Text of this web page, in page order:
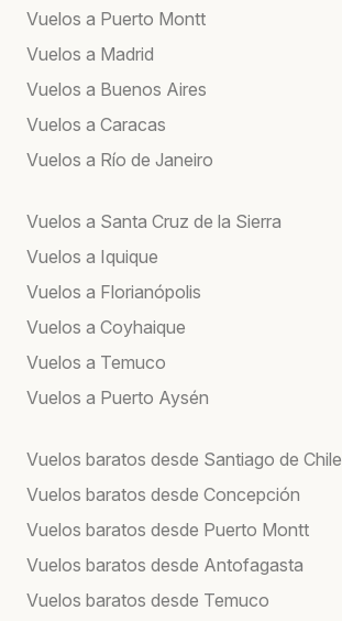
Vuelos a Puerto Montt
Vuelos a Madrid
Vuelos a Buenos Aires
Vuelos a Caracas
Vuelos a Río de Janeiro
Vuelos a Santa Cruz de la Sierra
Vuelos a Iquique
Vuelos a Florianópolis
Vuelos a Coyhaique
Vuelos a Temuco
Vuelos a Puerto Aysén
Vuelos baratos desde Santiago de Chile
Vuelos baratos desde Concepción
Vuelos baratos desde Puerto Montt
Vuelos baratos desde Antofagasta
Vuelos baratos desde Temuco